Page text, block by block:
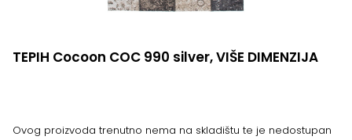
TEPIH Cocoon COC 990 silver, VIŠE DIMENZIJA
Ovog proizvoda trenutno nema na skladištu te je nedostupan